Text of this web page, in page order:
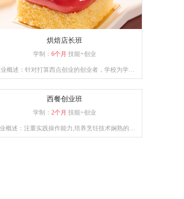
烘焙店长班
学制： 6个月 技能+创业
概述：针对打算西点创业的创业者，学校为学员
掌握所学西点的配方以及制作工艺，让学员具备独
立创业能力。
西餐创业班
学制： 2个月 技能+创业
概述：注重实践操作能力,培养烹饪技术娴熟的烹